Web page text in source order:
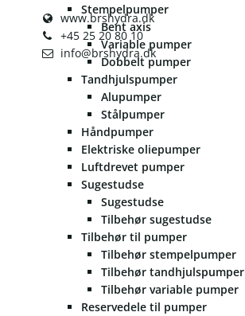
Stempelpumper
Bent axis
Variable pumper
Dobbelt pumper
Tandhjulspumper
Alupumper
Stålpumper
Håndpumper
Elektriske oliepumper
Luftdrevet pumper
Sugestudse
Sugestudse
Tilbehør sugestudse
Tilbehør til pumper
Tilbehør stempelpumper
Tilbehør tandhjulspumper
Tilbehør variable pumper
Reservedele til pumper
www.brshydra.dk
+45 25 20 80 10
info@brshydra.dk